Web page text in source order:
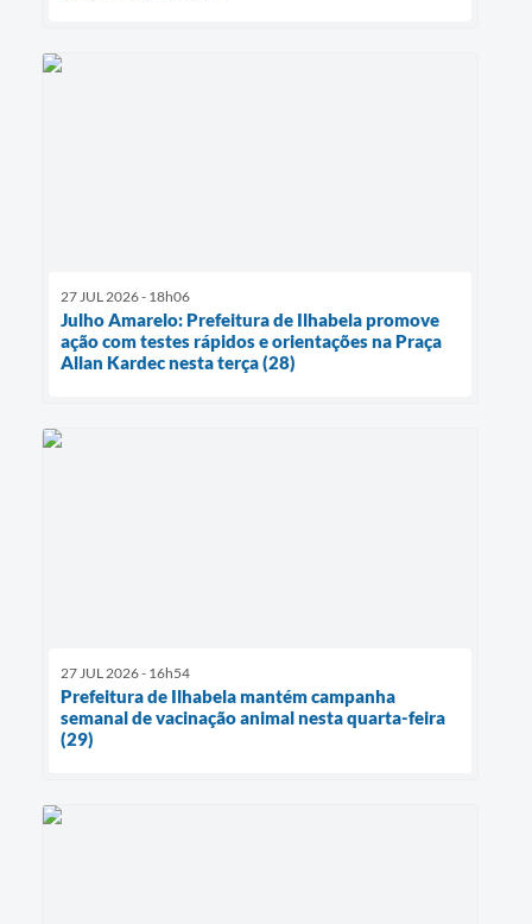
27 JUL 2026 - 18h06
Julho Amarelo: Prefeitura de Ilhabela promove
ação com testes rápidos e orientações na Praça
Allan Kardec nesta terça (28)
27 JUL 2026 - 16h54
Prefeitura de Ilhabela mantém campanha
semanal de vacinação animal nesta quarta-feira
(29)